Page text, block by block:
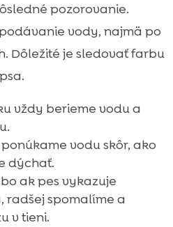
pozorovanie.
vody, najmä po
Dôležité je sledovať farbu
vždy berieme vodu a
vodu skôr, ako
dýchať.
ak pes vykazuje
radšej spomalíme a
v tieni.